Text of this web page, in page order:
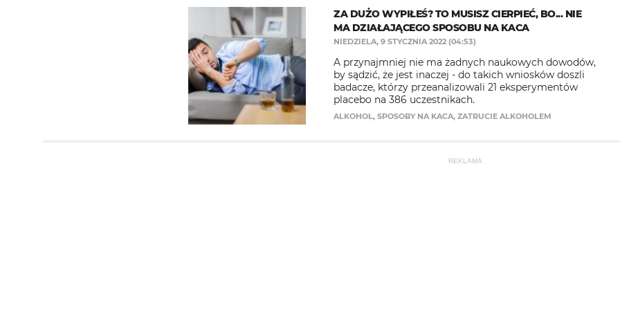
ZA DUŻO WYPIŁEŚ? TO MUSISZ CIERPIEĆ, BO... NIE
MA DZIAŁAJĄCEGO SPOSOBU NA KACA
NIEDZIELA, 9 STYCZNIA 2022 (04:53)
A przynajmniej nie ma żadnych naukowych dowodów,
by sądzić, że jest inaczej - do takich wniosków doszli
badacze, którzy przeanalizowali 21 eksperymentów
placebo na 386 uczestnikach.
ALKOHOL, SPOSOBY NA KACA, ZATRUCIE ALKOHOLEM
REKLAMA